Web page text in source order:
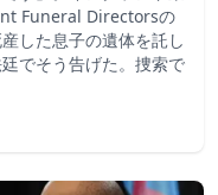
Funeral Directorsの
した息子の遺体を託し
でそう告げた。捜索で